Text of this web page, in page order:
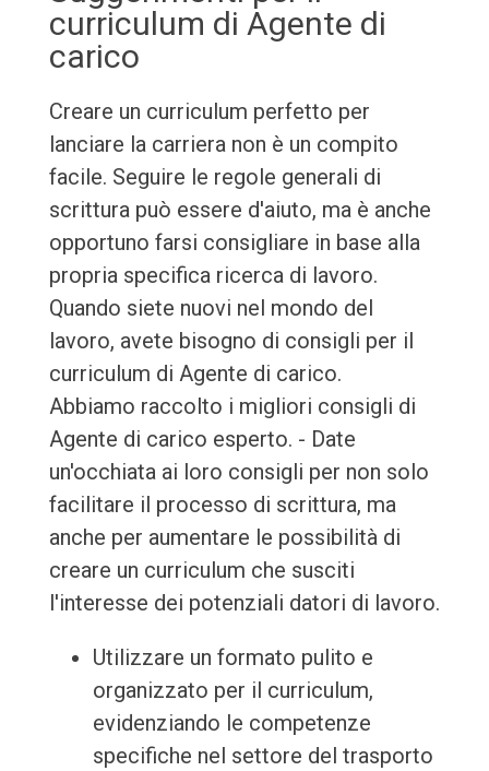
curriculum di Agente di
carico
Creare un curriculum perfetto per
lanciare la carriera non è un compito
facile. Seguire le regole generali di
scrittura può essere d'aiuto, ma è anche
opportuno farsi consigliare in base alla
propria specifica ricerca di lavoro.
Quando siete nuovi nel mondo del
lavoro, avete bisogno di consigli per il
curriculum di Agente di carico.
Abbiamo raccolto i migliori consigli di
Agente di carico esperto. - Date
un'occhiata ai loro consigli per non solo
facilitare il processo di scrittura, ma
anche per aumentare le possibilità di
creare un curriculum che susciti
l'interesse dei potenziali datori di lavoro.
Utilizzare un formato pulito e
organizzato per il curriculum,
evidenziando le competenze
specifiche nel settore del trasporto